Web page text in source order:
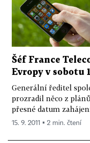
Šéf France
Evropy v sobotu
Generální ředitel
prozradil něco z
přesné datum
15. 9. 2011 ▪ 2 min. čtení